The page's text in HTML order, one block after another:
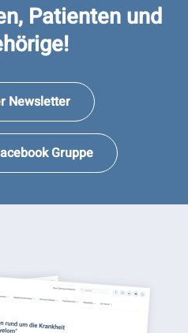
Patienten und
Newsletter
Gruppe